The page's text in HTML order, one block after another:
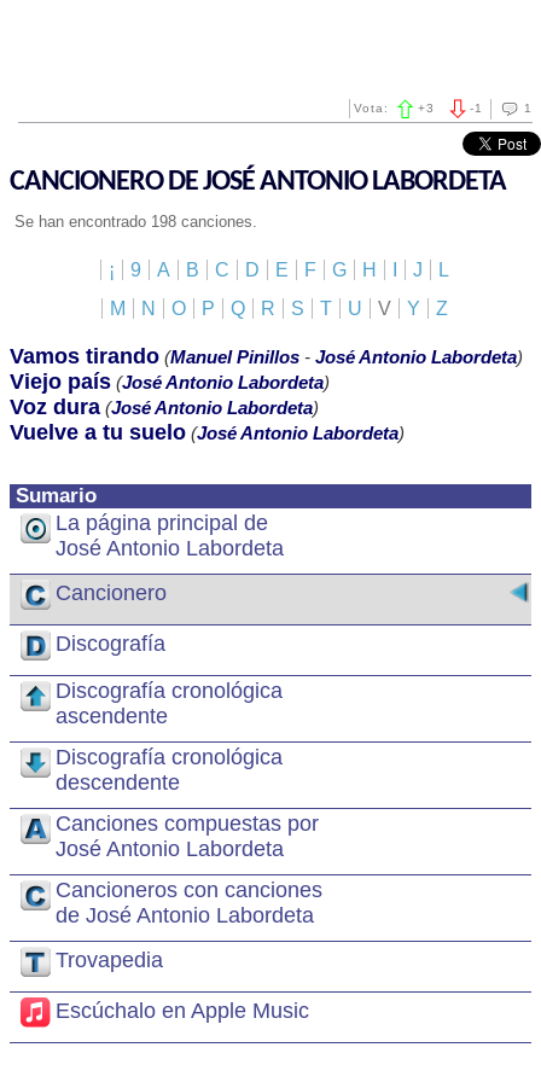
1
-1
Vota: +3
CANCIONERO DE JOSÉ ANTONIO LABORDETA
Se han encontrado 198 canciones.
¡ 9 A B C D E F G H J
L
M
N O P Q R S T U V Y Z
Sumario
La página principal de
José Antonio Labordeta
Cancionero
Discografía
Discografía cronológica
ascendente
Discografía cronológica
descendente
Canciones compuestas por
José Antonio Labordeta
Cancioneros con canciones
de José Antonio Labordeta
Trovapedia
Escúchalo en Apple Music
Vamos tirando (Manuel Pinillos - José Antonio Labordeta)
Viejo país (José Antonio Labordeta)
Voz dura (José Antonio Labordeta)
Vuelve a tu suelo (José Antonio Labordeta)